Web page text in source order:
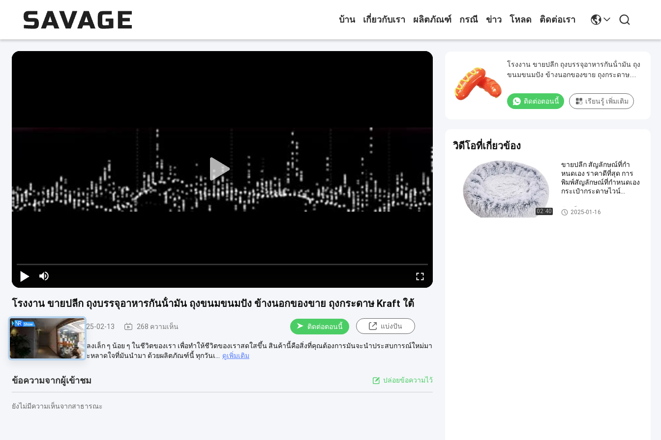
บ้าน เกี่ยวกับเรา ผลิตภัณฑ์ กรณี ข่าว โหลด ติดต่อเรา
โรงงาน ขายปลีก ถุงบรรจุอาหารกันน้ํามัน ถุงขนมขนมปัง ข้างนอกของขาย ถุงกระดาษ Kraft ใต้
กีลเหล็กเบา 2025-02-13 268 ความเห็น ติดต่อตอนนี้ แบ่งปัน
เราต้องการการเปลี่ยนแปลงเล็ก ๆ น้อย ๆ ในชีวิตของเรา เพื่อทําให้ชีวิตของเราสดใสขึ้น สินค้านี้คือสิ่งที่คุณต้องการมันจะนําประสบการณ์ใหม่มา
ให้คุณ ลองค้นหาความประหลาดใจที่มันนํามา ด้วยผลิตภัณฑ์นี้ ทุกวันเ...
ดูเพิ่มเติม
ข้อความจากผู้เข้าชม ปล่อยข้อความไว้
ยังไม่มีความเห็นจากสาธารณะ
โรงงาน ขายปลีก ถุงบรรจุอาหารกันน้ํามัน ถุง
ขนมขนมปัง ข้างนอกของขาย ถุงกระดาษ
ติดต่อตอนนี้ เรียนรู้ เพิ่มเติม
วิดีโอที่เกี่ยวข้อง
02:40
ขายปลีก สัญลักษณ์ที่กํา
หนดเอง ราคาดีที่สุด การ
พิมพ์สัญลักษณ์ที่กําหนดเอง
กระเป๋ากระดาษไวน์
กระดาษดํา
กีลเหล็กเบา
2025-01-16